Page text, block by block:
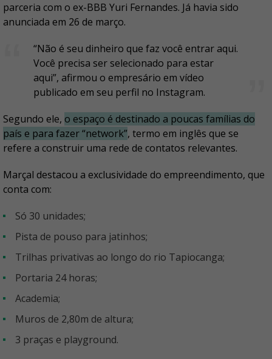
parceria com o ex-BBB Yuri Fernandes. Já havia sido
anunciada em 26 de março.
“Não é seu dinheiro que faz você entrar aqui.
Você precisa ser selecionado para estar
aqui”, afirmou o empresário em vídeo
publicado em seu perfil no Instagram.
Segundo ele, o espaço é destinado a poucas famílias do
país e para fazer “network”, termo em inglês que se
refere a construir uma rede de contatos relevantes.
Marçal destacou a exclusividade do empreendimento, que
conta com:
só 30 unidades;
pista de pouso para jatinhos;
trilhas privativas ao longo do rio Tapiocanga;
portaria 24 horas;
academia;
muros de 2,80m de altura;
3 praças e playground.